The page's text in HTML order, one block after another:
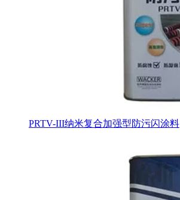
PRTV-III纳米复合加强型防污闪涂料